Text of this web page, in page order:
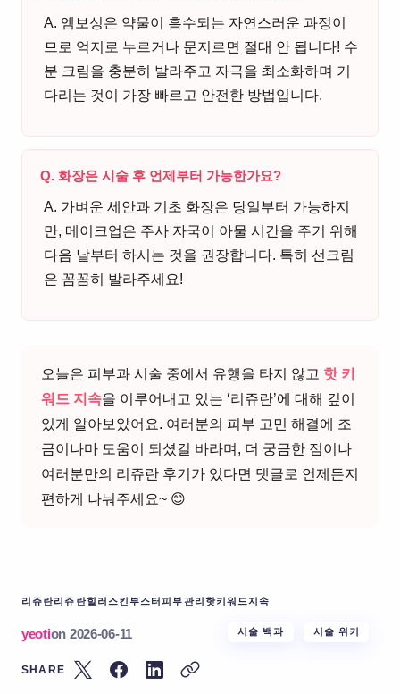
A. 엠보싱은 약물이 흡수되는 자연스러운 과정이
므로 억지로 누르거나 문지르면 절대 안 됩니다! 수
분 크림을 충분히 발라주고 자극을 최소화하며 기
다리는 것이 가장 빠르고 안전한 방법입니다.
Q. 화장은 시술 후 언제부터 가능한가요?
A. 가벼운 세안과 기초 화장은 당일부터 가능하지
만, 메이크업은 주사 자국이 아물 시간을 주기 위해
다음 날부터 하시는 것을 권장합니다. 특히 선크림
은 꼼꼼히 발라주세요!
오늘은 피부과 시술 중에서 유행을 타지 않고 핫 키
워드 지속을 이루어내고 있는 ‘리쥬란’에 대해 깊이
있게 알아보았어요. 여러분의 피부 고민 해결에 조
금이나마 도움이 되셨길 바라며, 더 궁금한 점이나
여러분만의 리쥬란 후기가 있다면 댓글로 언제든지
편하게 나눠주세요~ 😊
리쥬란리쥬란힐러 스킨부스터피부관리핫키워드지속
yeotion 2026-06-11 시술 백과 시술 위키
SHARE